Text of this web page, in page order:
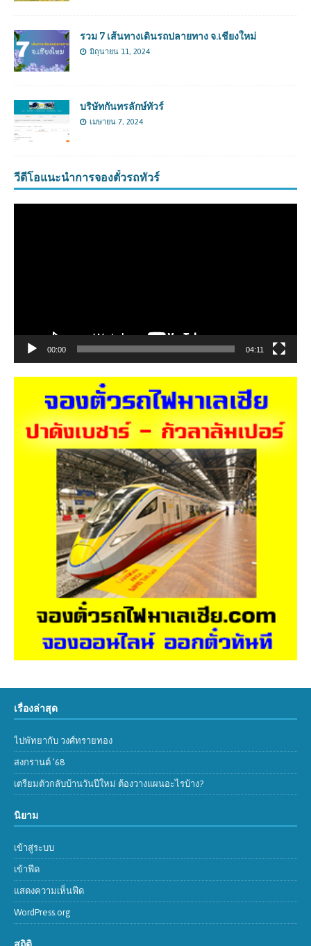
รวม 7 เส้นทางเดินรถปลายทาง จ.เชียงใหม่
มิถุนายน 11, 2024
บริษัทกันทรลักษ์ทัวร์
เมษายน 7, 2024
วีดีโอแนะนำการจองตั๋วรถทัวร์
00:00 04:11
เรื่องล่าสุด
ไปพัทยากับ วงศ์ทรายทอง
สงกรานต์ ’68
เตรียมตัวกลับบ้านวันปีใหม่ ต้องวางแผนอะไรบ้าง?
นิยาม
เข้าสู่ระบบ
เข้าฟีด
แสดงความเห็นฟีด
WordPress.org